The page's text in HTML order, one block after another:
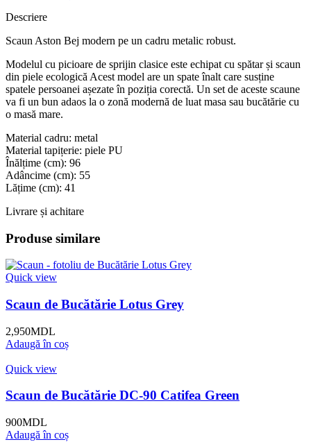
Descriere
Scaun Aston Bej modern pe un cadru metalic robust.
Modelul cu picioare de sprijin clasice este echipat cu spătar și scaun
din piele ecologică Acest model are un spate înalt care susține
spatele persoanei așezate în poziția corectă. Un set de aceste scaune
va fi un bun adaos la o zonă modernă de luat masa sau bucătărie cu
o masă mare.
Material cadru: metal
Material tapițerie: piele PU
Înălțime (cm): 96
Adâncime (cm): 55
Lățime (cm): 41
Livrare și achitare
Produse similare
Quick view
Scaun de Bucătărie Lotus Grey
2,950MDL
Adaugă în coș
Quick view
Scaun de Bucătărie DC-90 Catifea Green
900MDL
Adaugă în coș